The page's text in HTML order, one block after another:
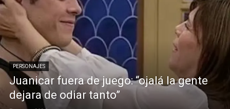
PERSONAJES
Juanicar fuera de juego: “ojalá la gente
dejara de odiar tanto”